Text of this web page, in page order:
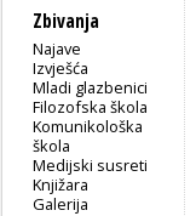
Zbivanja
Najave
Izvješća
Mladi glazbenici
Filozofska škola
Komunikološka
škola
Medijski susreti
Knjižara
Galerija